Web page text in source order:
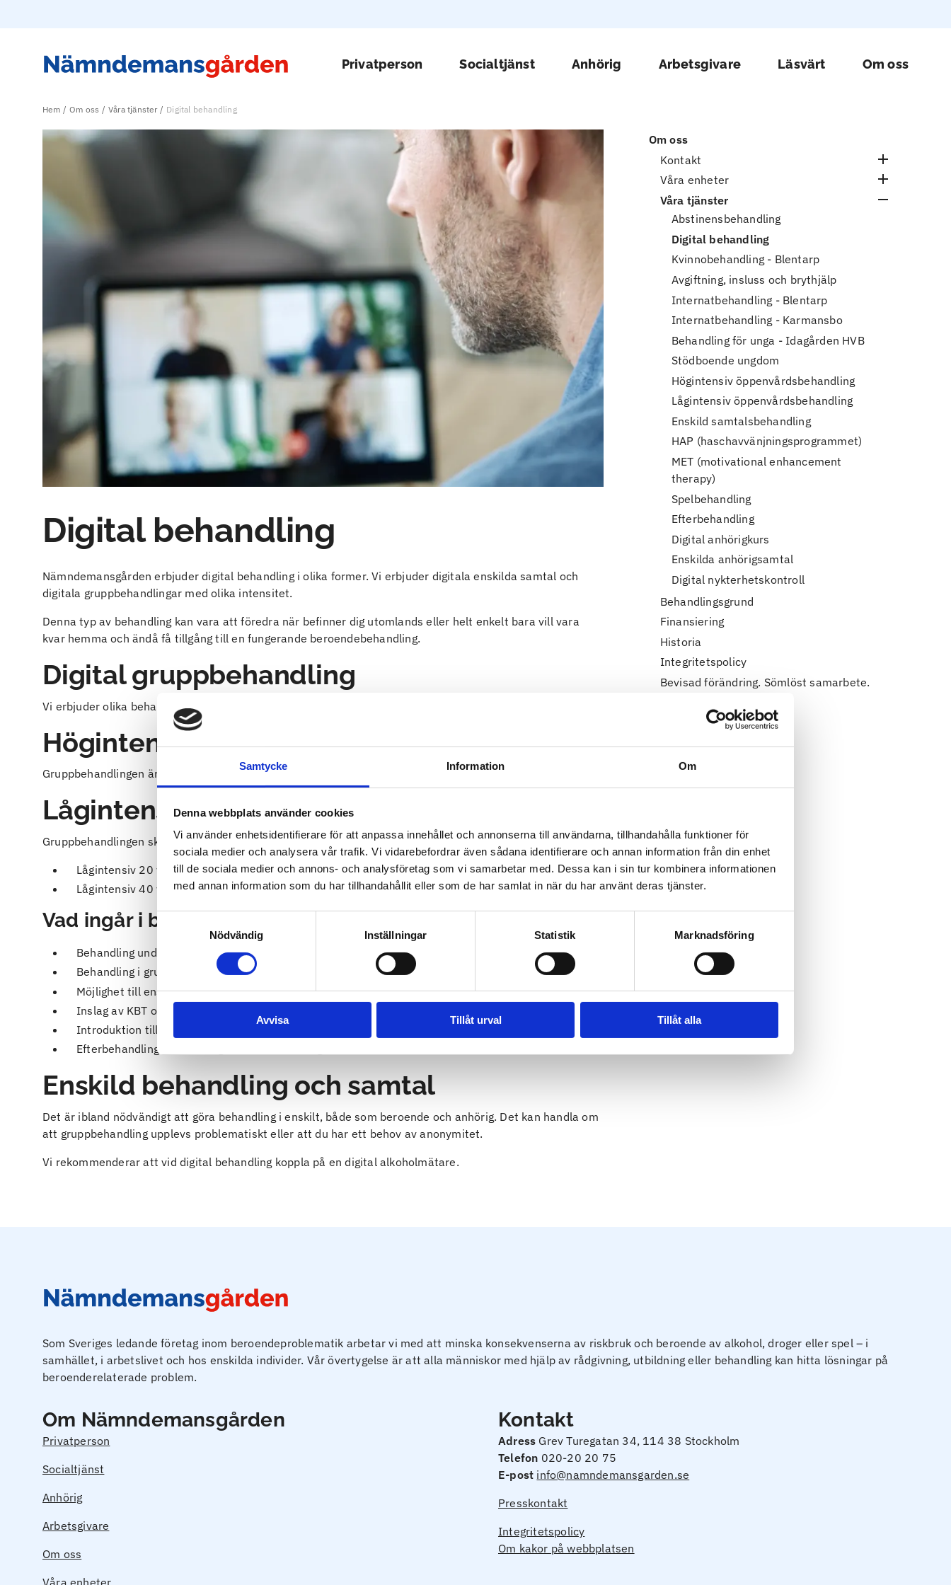
Samtycke Information Om
Denna webbplats använder cookies
Vi använder enhetsidentifierare för att anpassa innehållet och annonserna till användarna, tillhandahålla funktioner för
sociala medier och analysera vår trafik. Vi vidarebefordrar även sådana identifierare och annan information från din enhet
till de sociala medier och annons- och analysföretag som vi samarbetar med. Dessa kan i sin tur kombinera informationen
med annan information som du har tillhandahållit eller som de har samlat in när du har använt deras tjänster.
Samtyckesval
Nödvändig
Inställningar Statistik Marknadsföring
Avvisa Tillåt urval Tillåt alla
Huvudmeny Nämndemansgården (sv)
Privatperson Socialtjänst Anhörig Arbetsgivare Läsvärt Om oss
Hem Om oss Våra tjänster Digital behandling
Digital behandling
Nämndemansgården erbjuder digital behandling i olika former. Vi erbjuder digitala enskilda samtal och
digitala gruppbehandlingar med olika intensitet.
Denna typ av behandling kan vara att föredra när befinner dig utomlands eller helt enkelt bara vill vara
kvar hemma och ändå få tillgång till en fungerande beroendebehandling.
Digital gruppbehandling
Vi erbjuder olika behandlingsupplägg; högintensiv och lågintensiv grupp-behandling eller enskilda samtal.
Högintensiv
Gruppbehandlingen är dagtid på vardagar och vanligtvis 3–5 dagar i veckan.
Lågintensiv
Gruppbehandlingen sker under en eftermiddag i veckan och vi erbjuder två olika program.
Lågintensiv 20 veckor, för dig med ett riskbruk
Lågintensiv 40 veckor, för dig med ett beroende
Vad ingår i behandlingarna?
Behandling under vardagar
Behandling i grupp med individuella uppgifter
Möjlighet till enskilda samtal
Inslag av KBT och MI
Introduktion till 12-stegsprogrammet
Efterbehandling (endast högintensivbehandling)
Enskild behandling och samtal
Det är ibland nödvändigt att göra behandling i enskilt, både som beroende och anhörig. Det kan handla om
att gruppbehandling upplevs problematiskt eller att du har ett behov av anonymitet.
Vi rekommenderar att vid digital behandling koppla på en digital alkoholmätare.
Om oss
Kontakt
Kontakt privatperson
Kontakt socialtjänst
Kontakt anhörig
Kontakt arbetsgivare
Dela din upplevelse - vi lyssnar
Våra enheter
Abstinensbehandling för opiatberoende
Internat Blentarp
Internat Karmansbo
Idagården HVB Ungdom
Stödboende och utsluss
Rehabcenter Stockholm
Rehabcenter Göteborg
Rehabcenter Jönköping
Rehabcenter Malmö
Rehabcenter Norrköping
Rehabcenter Kristianstad
Rehabcenter Umeå
Digital rehabilitering
Medicinenheten Blentarp
Våra tjänster
Abstinensbehandling
Digital behandling
Kvinnobehandling - Blentarp
Avgiftning, insluss och brythjälp
Internatbehandling - Blentarp
Internatbehandling - Karmansbo
Behandling för unga - Idagården HVB
Stödboende ungdom
Högintensiv öppenvårdsbehandling
Lågintensiv öppenvårdsbehandling
Enskild samtalsbehandling
HAP (haschavvänjningsprogrammet)
MET (motivational enhancement
therapy)
Spelbehandling
Efterbehandling
Digital anhörigkurs
Enskilda anhörigsamtal
Digital nykterhetskontroll
Behandlingsgrund
Finansiering
Historia
Integritetspolicy
Bevisad förändring. Sömlöst samarbete.
Som Sveriges ledande företag inom beroendeproblematik arbetar vi med att minska konsekvenserna av riskbruk och beroende av alkohol, droger eller spel – i
samhället, i arbetslivet och hos enskilda individer. Vår övertygelse är att alla människor med hjälp av rådgivning, utbildning eller behandling kan hitta lösningar på
beroenderelaterade problem.
Om Nämndemansgården
Privatperson
Socialtjänst
Anhörig
Arbetsgivare
Om oss
Våra enheter
Kontakt
Adress Grev Turegatan 34, 114 38 Stockholm
Telefon 020-20 20 75
E-post info@namndemansgarden.se
Presskontakt
Integritetspolicy
Om kakor på webbplatsen